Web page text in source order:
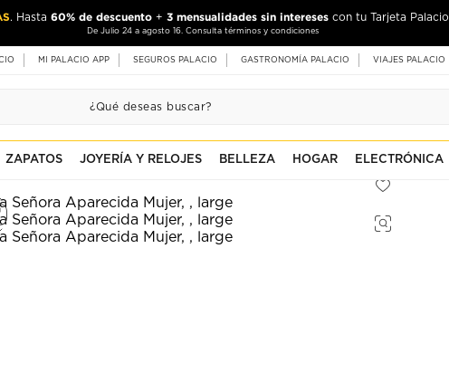
. Hasta 60% de descuento + 3 mensualidades sin intereses con tu Tarjeta Palacio
De Julio 24 a agosto 16. Consulta términos y condiciones
MI PALACIO APP SEGUROS PALACIO GASTRONOMÍA PALACIO VIAJES PALACIO
ZAPATOS JOYERÍA Y RELOJES BELLEZA HOGAR ELECTRÓNICA